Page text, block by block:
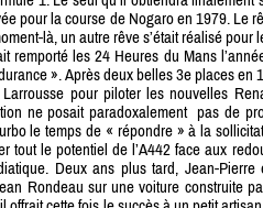
pour la course de Nogaro en 1979. Le
là, un autre rêve s’était réalisé pour
remporté les 24 Heures du Mans
». Après deux belles 3e places en
pour piloter les nouvelles
ne posait paradoxalement pas de
le temps de « répondre » à la
tout le potentiel de l’A442 face aux
Deux ans plus tard, Jean-
Rondeau sur une voiture construite